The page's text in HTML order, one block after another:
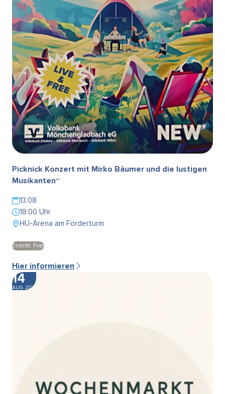
Picknick Konzert mit Mirko Bäumer und die lustigen
Musikanten“
13.08
18:00 Uhr
HÜ-Arena am Förderturm
Eintritt: Frei
Hier informieren
14
AUG. 2026